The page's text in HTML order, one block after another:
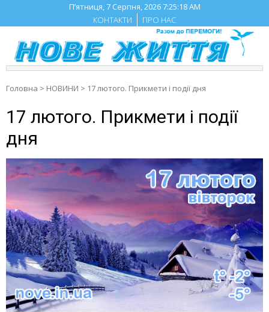
content
П’ятниця, 7 Серпня, 20267:25:19 AM
КОНТАКТИ
ПРО НАС
Головна > НОВИНИ > 17 лютого. Прикмети і події дня
17 лютого. Прикмети і події
дня